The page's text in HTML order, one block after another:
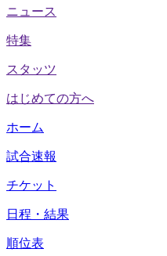
ニュース
特集
スタッツ
はじめての方へ
ホーム
試合速報
チケット
日程・結果
順位表